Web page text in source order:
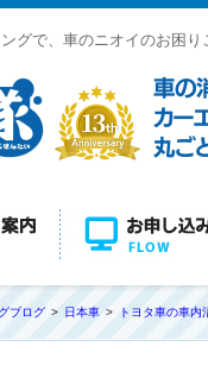
グで、車のニオイのお困
ブログ 日本車 トヨタ車の車内